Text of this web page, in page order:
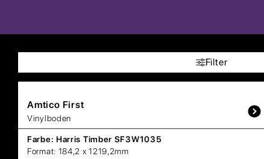
Filter
Amtico First
Vinylboden
Farbe: Harris Timber SF3W1035
Format: 184,2 x 1219,2mm